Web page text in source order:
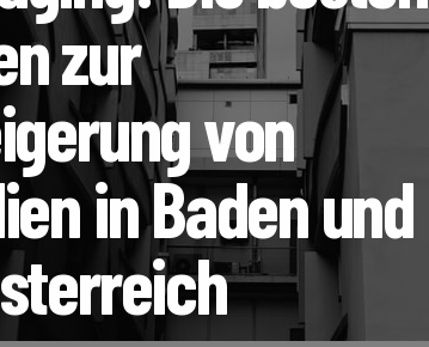
zur
von
in Baden und